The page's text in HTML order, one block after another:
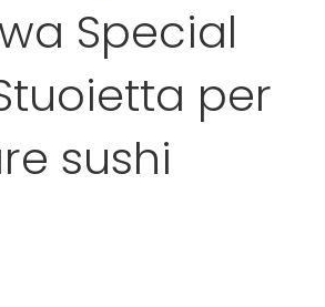
Special
per
sushi